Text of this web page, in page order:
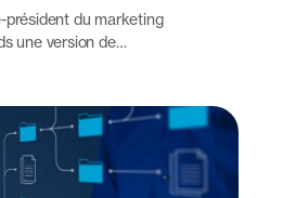
président du marketing
une version de…